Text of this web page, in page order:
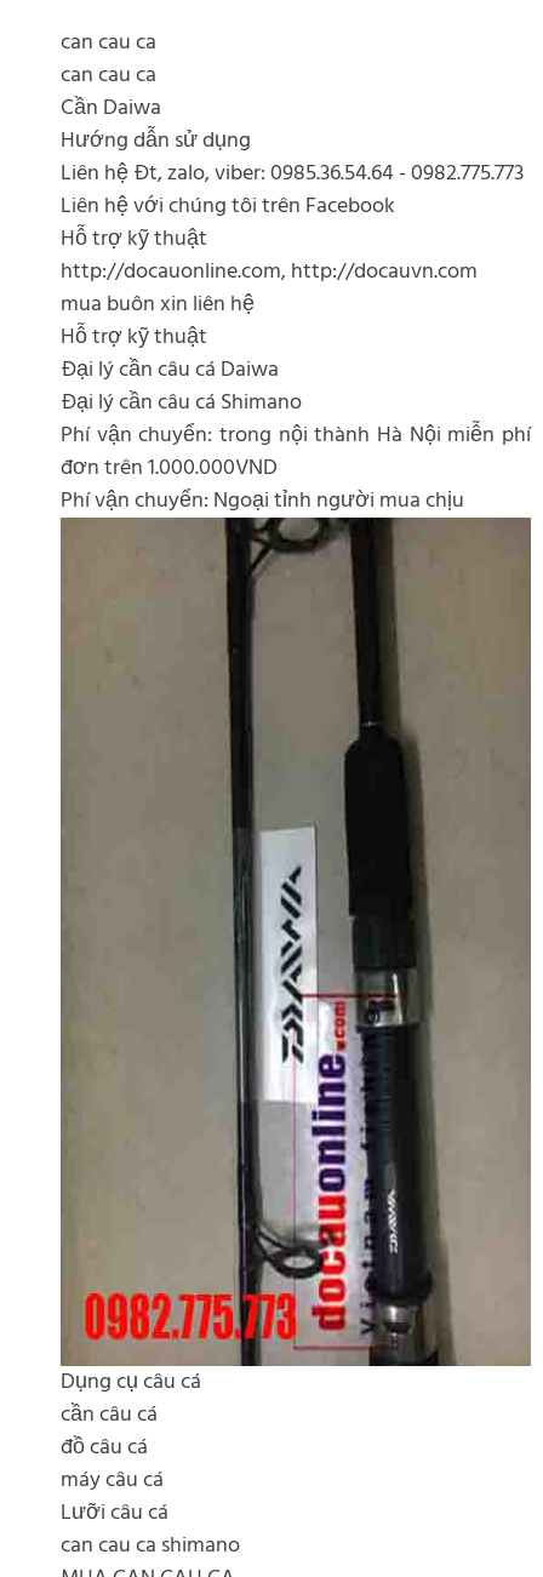
can cau ca
can cau ca
Cần Daiwa
Hướng dẫn sử dụng
Liên hệ Đt, zalo, viber: 0985.36.54.64 - 0982.775.773
Liên hệ với chúng tôi trên Facebook
Hỗ trợ kỹ thuật
http://docauonline.com, http://docauvn.com
mua buôn xin liên hệ
Hỗ trợ kỹ thuật
Đại lý cần câu cá Daiwa
Đại lý cần câu cá Shimano
Phí vận chuyển: trong nội thành Hà Nội miễn phí
đơn trên 1.000.000VND
Phí vận chuyển: Ngoại tỉnh người mua chịu
Dụng cụ câu cá
cần câu cá
đồ câu cá
máy câu cá
Lưỡi câu cá
can cau ca shimano